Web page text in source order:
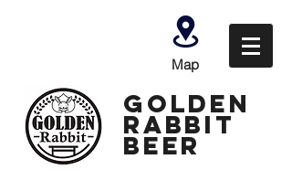
Map
GOLDEN
Rabbit
Beer